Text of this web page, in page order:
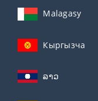
Malagasy
Кыргызча
ລາວ